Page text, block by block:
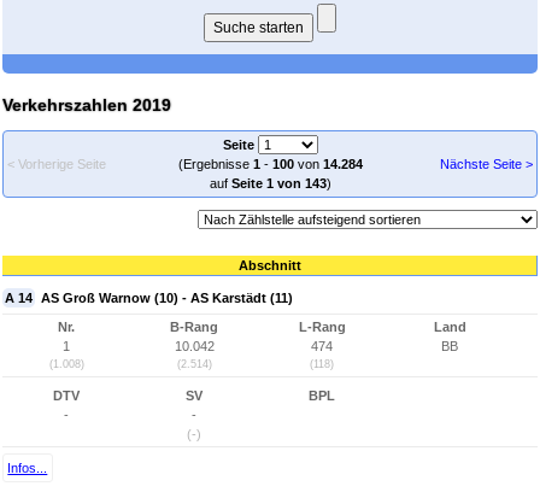
Verkehrszahlen 2019
< Vorherige Seite
Seite
(Ergebnisse 1- 100von 14.284
auf Seite 1 von 143)
Nächste Seite >
Abschnitt
A 14 AS Groß Warnow (10) - AS Karstädt (11)
Nr.
1
(1.008)
B-Rang
10.042
(2.514)
L-Rang
474
(118)
Land
BB
DTV
-
SV
-
(-)
BPL
Infos...